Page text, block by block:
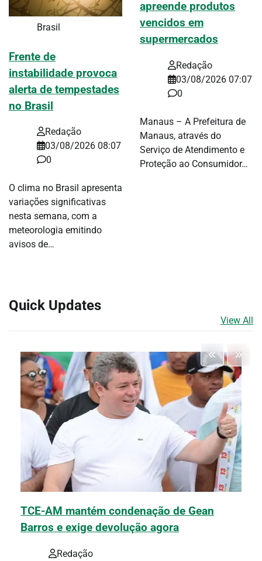
Brasil
Frente de
instabilidade provoca
alerta de tempestades
no Brasil
Redação
03/08/2026 08:07
0
O clima no Brasil apresenta
variações significativas
nesta semana, com a
meteorologia emitindo
avisos de…
apreende produtos
vencidos em
supermercados
Redação
03/08/2026 07:07
0
Manaus – A Prefeitura de
Manaus, através do
Serviço de Atendimento e
Proteção ao Consumidor…
Quick Updates
View All
TCE-AM mantém condenação de Gean
Barros e exige devolução agora
Redação